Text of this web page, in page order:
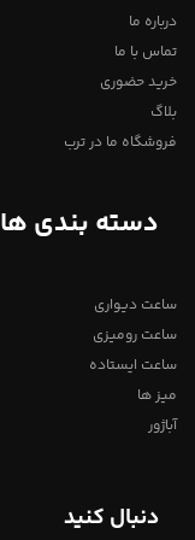
درباره ما
تماس با ما
خرید حضوری
بلاگ
فروشگاه ما در ترب
دسته بندی ها
ساعت دیواری
ساعت رومیزی
ساعت ایستاده
میز ها
آباژور
دنبال کنید